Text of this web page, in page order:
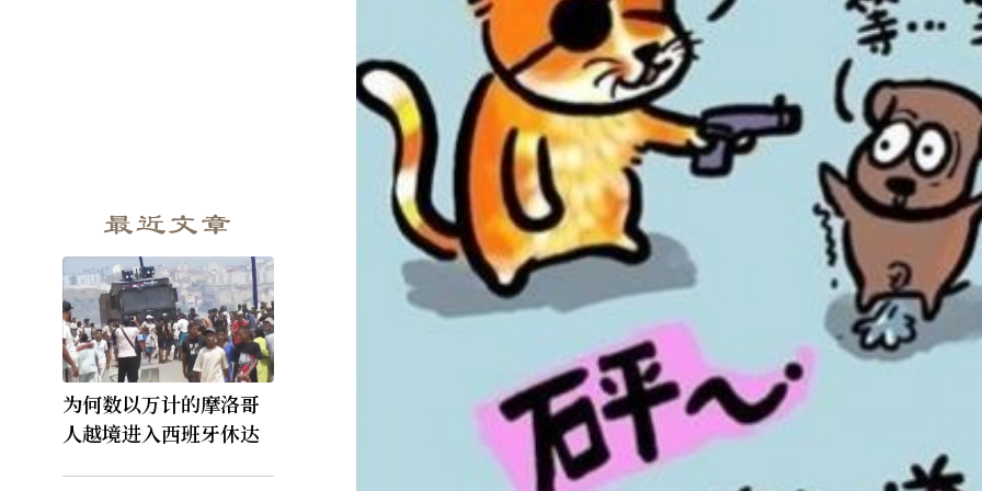
最近文章
为何数以万计的摩洛哥
人越境进入西班牙休达